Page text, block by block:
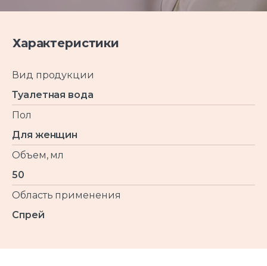
Характеристики
Вид продукции
Туалетная вода
Пол
Для женщин
Объем, мл
50
Область применения
Спрей